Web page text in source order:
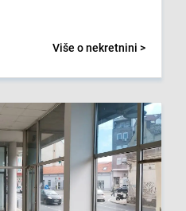
Više o nekretnini >